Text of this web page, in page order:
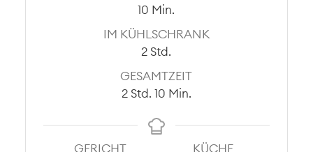
10 Minuten
Min.
IM KÜHLSCHRANK
2Stunden
Std.
GESAMTZEIT
2Stunden
Std. 10Minuten
Min.
GERICHT
KÜCHE